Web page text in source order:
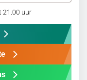
21.00 uur